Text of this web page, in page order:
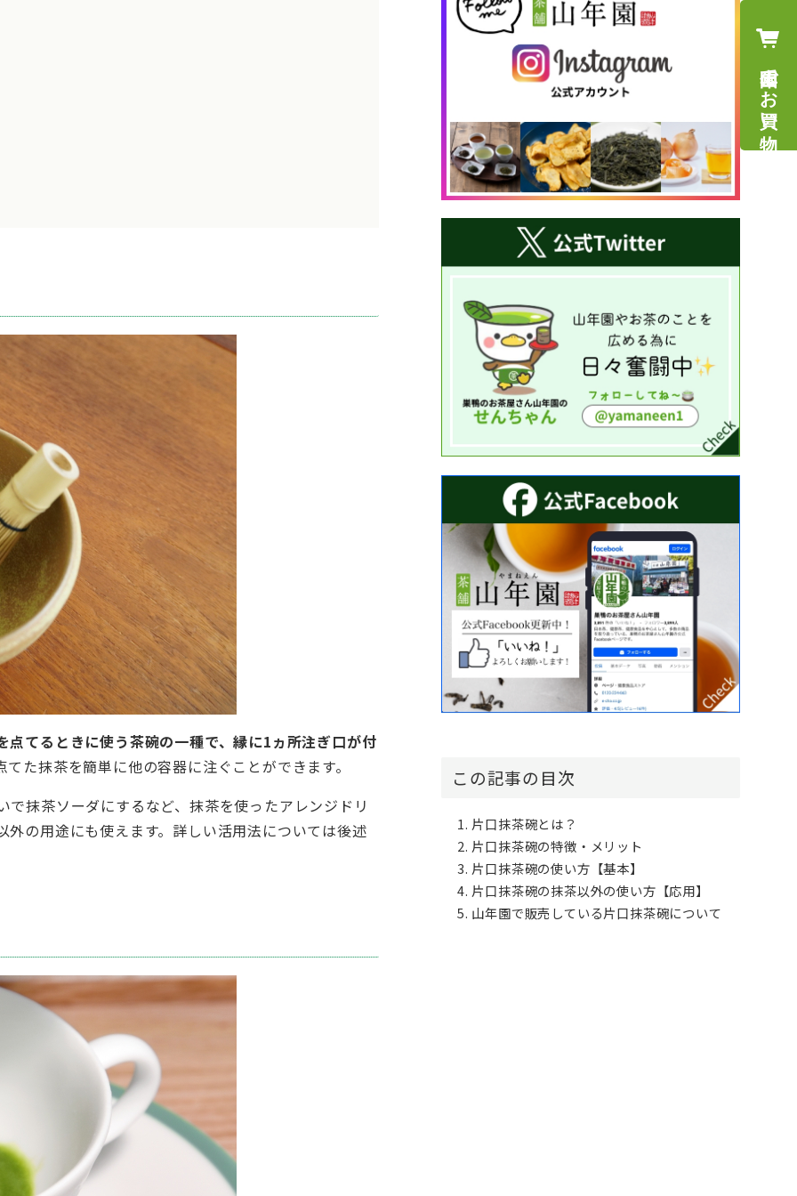
てるときに使う茶碗の一種で、縁に1ヵ所注ぎ口が付
た抹茶を簡単に他の容器に注ぐことができます。
抹茶ソーダにするなど、抹茶を使ったアレンジドリ
の用途にも使えます。詳しい活用法については後述
この記事の目次
片口抹茶碗とは？
片口抹茶碗の特徴・メリット
片口抹茶碗の使い方【基本】
片口抹茶碗の抹茶以外の使い方【応用】
山年園で販売している片口抹茶碗について
山年園でお買い物